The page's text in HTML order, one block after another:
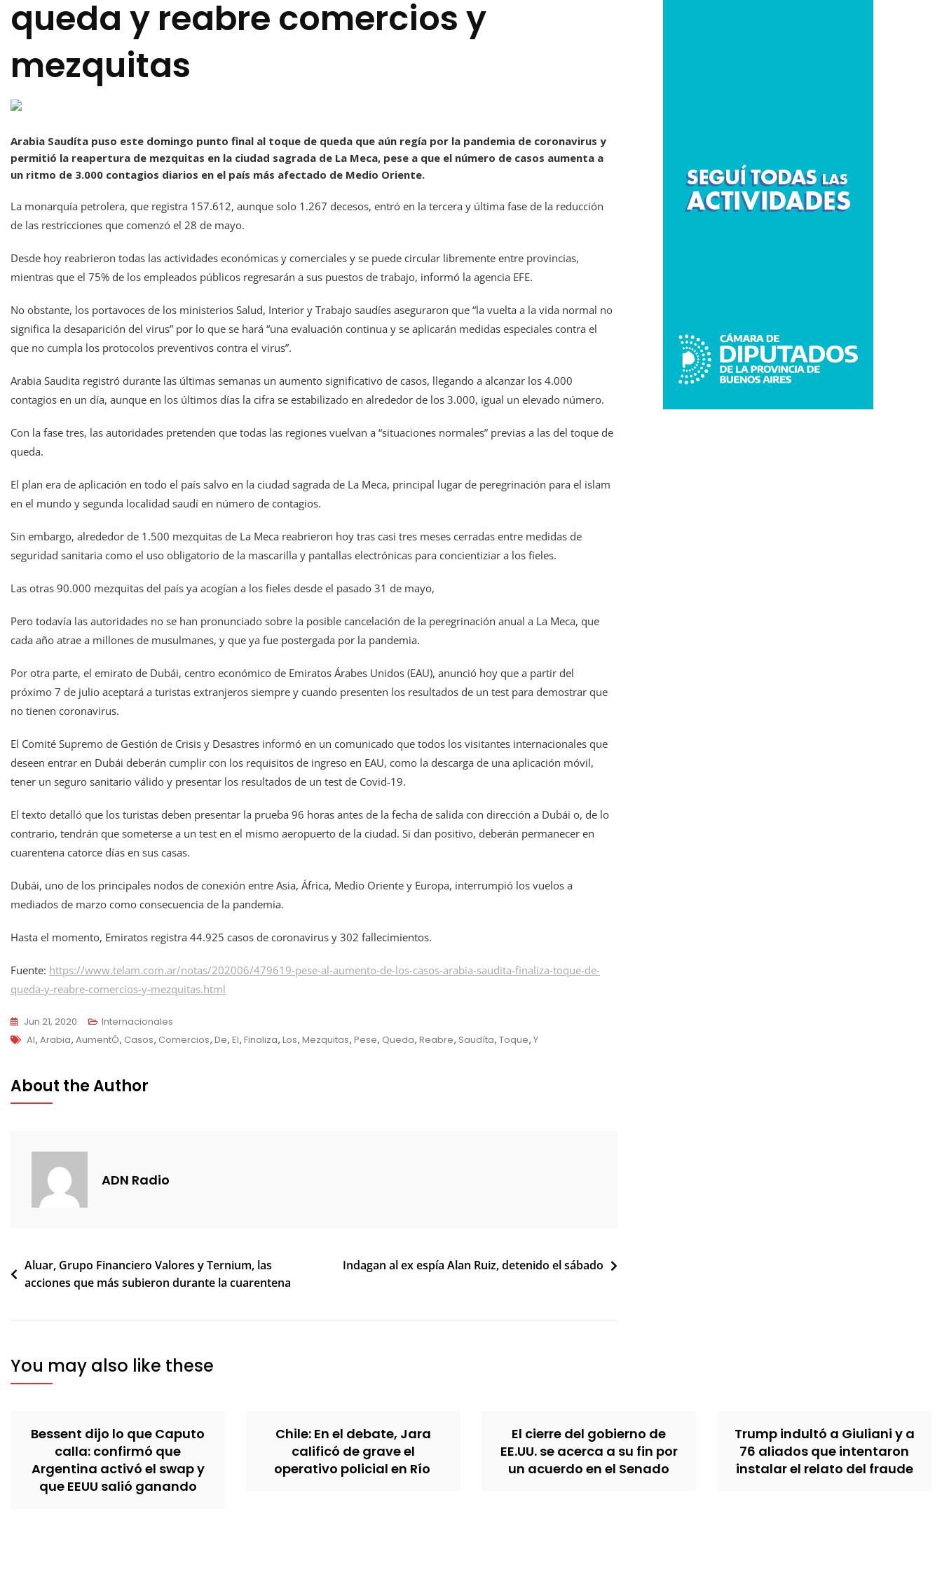
queda y reabre comercios y
mezquitas
Arabia Saudíta puso este domingo punto final al toque de queda que aún regía por la pandemia de coronavirus y
permitió la reapertura de mezquitas en la ciudad sagrada de La Meca, pese a que el número de casos aumenta a
un ritmo de 3.000 contagios diarios en el país más afectado de Medio Oriente.
La monarquía petrolera, que registra 157.612, aunque solo 1.267 decesos, entró en la tercera y última fase de la reducción
de las restricciones que comenzó el 28 de mayo.
Desde hoy reabrieron todas las actividades económicas y comerciales y se puede circular libremente entre provincias,
mientras que el 75% de los empleados públicos regresarán a sus puestos de trabajo, informó la agencia EFE.
No obstante, los portavoces de los ministerios Salud, Interior y Trabajo saudíes aseguraron que “la vuelta a la vida normal no
significa la desaparición del virus” por lo que se hará “una evaluación continua y se aplicarán medidas especiales contra el
que no cumpla los protocolos preventivos contra el virus”.
Arabia Saudita registró durante las últimas semanas un aumento significativo de casos, llegando a alcanzar los 4.000
contagios en un día, aunque en los últimos días la cifra se estabilizado en alrededor de los 3.000, igual un elevado número.
Con la fase tres, las autoridades pretenden que todas las regiones vuelvan a “situaciones normales” previas a las del toque de
queda.
El plan era de aplicación en todo el país salvo en la ciudad sagrada de La Meca, principal lugar de peregrinación para el islam
en el mundo y segunda localidad saudí en número de contagios.
Sin embargo, alrededor de 1.500 mezquitas de La Meca reabrieron hoy tras casi tres meses cerradas entre medidas de
seguridad sanitaria como el uso obligatorio de la mascarilla y pantallas electrónicas para concientiziar a los fieles.
Las otras 90.000 mezquitas del país ya acogían a los fieles desde el pasado 31 de mayo,
Pero todavía las autoridades no se han pronunciado sobre la posible cancelación de la peregrinación anual a La Meca, que
cada año atrae a millones de musulmanes, y que ya fue postergada por la pandemia.
Por otra parte, el emirato de Dubái, centro económico de Emiratos Árabes Unidos (EAU), anunció hoy que a partir del
próximo 7 de julio aceptará a turistas extranjeros siempre y cuando presenten los resultados de un test para demostrar que
no tienen coronavirus.
El Comité Supremo de Gestión de Crisis y Desastres informó en un comunicado que todos los visitantes internacionales que
deseen entrar en Dubái deberán cumplir con los requisitos de ingreso en EAU, como la descarga de una aplicación móvil,
tener un seguro sanitario válido y presentar los resultados de un test de Covid-19.
El texto detalló que los turistas deben presentar la prueba 96 horas antes de la fecha de salida con dirección a Dubái o, de lo
contrario, tendrán que someterse a un test en el mismo aeropuerto de la ciudad. Si dan positivo, deberán permanecer en
cuarentena catorce días en sus casas.
Dubái, uno de los principales nodos de conexión entre Asia, África, Medio Oriente y Europa, interrumpió los vuelos a
mediados de marzo como consecuencia de la pandemia.
Hasta el momento, Emiratos registra 44.925 casos de coronavirus y 302 fallecimientos.
Fuente: https://www.telam.com.ar/notas/202006/479619-pese-al-aumento-de-los-casos-arabia-saudita-finaliza-toque-de-
queda-y-reabre-comercios-y-mezquitas.html
Jun 21, 2020
Internacionales
Tags
Al, Arabia, AumentÓ, Casos, Comercios, De, El, Finaliza, Los, Mezquitas, Pese, Queda, Reabre, Saudíta, Toque, Y
About the Author
ADN Radio
Navegación
de
entradas
Aluar, Grupo Financiero Valores y Ternium, las
acciones que más subieron durante la cuarentena
Indagan al ex espía Alan Ruiz, detenido el sábado
You may also like these
Bessent dijo lo que Caputo
calla: confirmó que
Argentina activó el swap y
que EEUU salió ganando
Chile: En el debate, Jara
calificó de grave el
operativo policial en Río
El cierre del gobierno de
EE.UU. se acerca a su fin por
un acuerdo en el Senado
Trump indultó a Giuliani y a
76 aliados que intentaron
instalar el relato del fraude